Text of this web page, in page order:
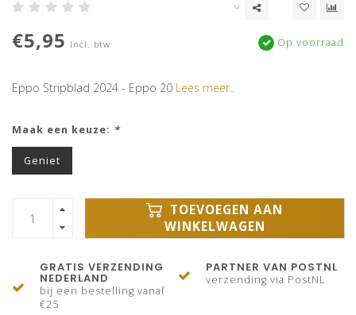
€5,95 Incl. btw Op voorraad
Eppo Stripblad 2024 - Eppo 20 Lees meer..
Maak een keuze: *
Geniet
TOEVOEGEN AAN
WINKELWAGEN
GRATIS VERZENDING
NEDERLAND
bij een bestelling vanaf
€25
PARTNER VAN POSTNL
verzending via PostNL